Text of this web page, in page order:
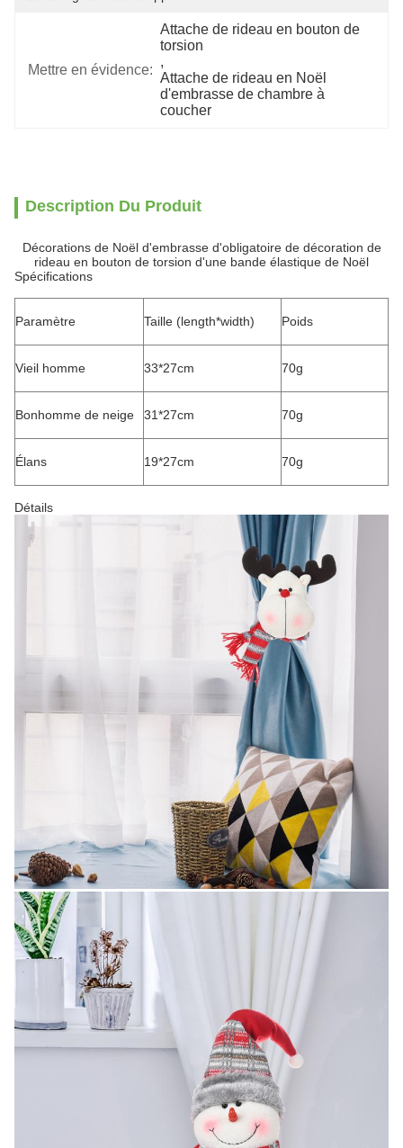
Mettre en évidence:
Attache de rideau en bouton de
torsion
,
Attache de rideau en Noël
d'embrasse de chambre à
coucher
Description Du Produit
Décorations de Noël d'embrasse d'obligatoire de décoration de
rideau en bouton de torsion d'une bande élastique de Noël
Spécifications
Paramètre Taille (length*width) Poids
Vieil homme 33*27cm 70g
Bonhomme de neige 31*27cm 70g
Élans 19*27cm 70g
Détails